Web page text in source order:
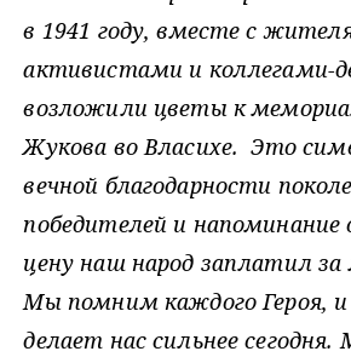
в 1941 году, вместе с
активистами и коллегами-
возложили цветы к
Жукова во Власихе. Это
вечной благодарности
победителей и
цену наш народ заплатил за
Мы помним каждого Героя,
делает нас сильнее